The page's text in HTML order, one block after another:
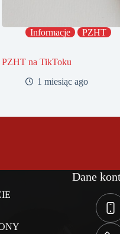
Informacje PZHT
PZHT na TikToku
1 miesiąc ago
Dane